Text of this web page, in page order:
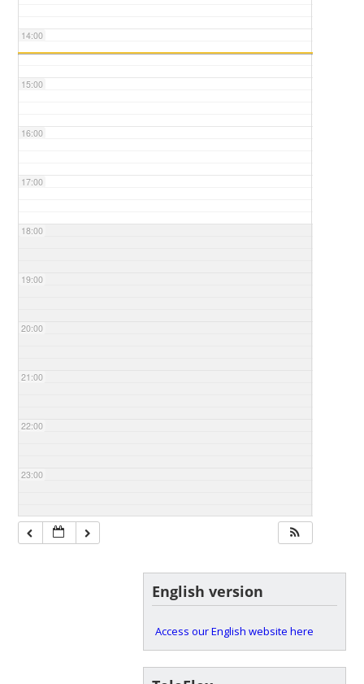
14:00
15:00
16:00
17:00
18:00
19:00
20:00
21:00
22:00
23:00
English version
Access our English website here